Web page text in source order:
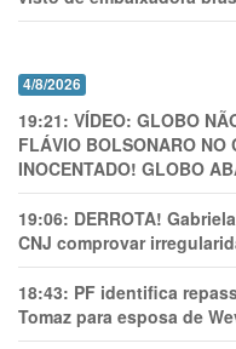
4/8/2026
19:21: VÍDEO: GLOBO
FLÁVIO BOLSONARO NO
INOCENTADO! GLOBO
19:06: DERROTA!
CNJ comprovar
18:43: PF identifica
Tomaz para esposa de